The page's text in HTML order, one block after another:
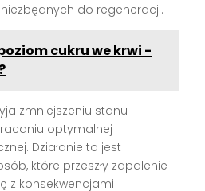
do regeneracji.
cukru we krwi -
zmniejszeniu stanu
optymalnej
Działanie to jest
które przeszły zapalenie
z konsekwencjami